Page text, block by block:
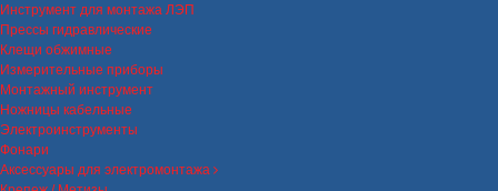
Инструмент для монтажа ЛЭП
Прессы гидравлические
Клещи обжимные
Измерительные приборы
Монтажный инструмент
Ножницы кабельные
Электроинструменты
Фонари
Аксессуары для электромонтажа